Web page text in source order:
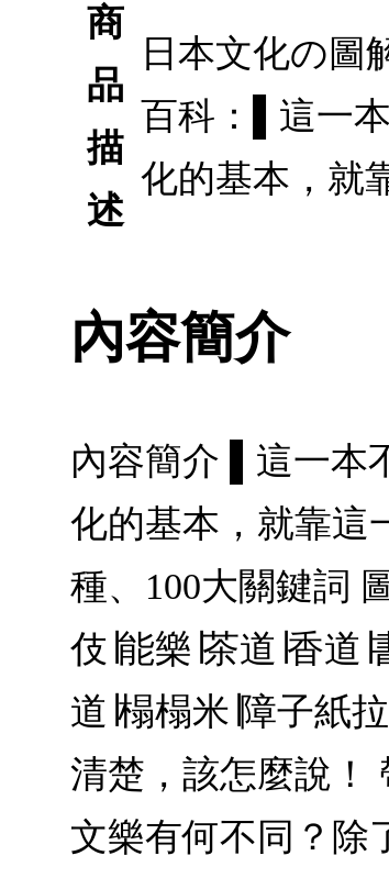
商
品
描
述
日本文化の圖
百科：▌這一
化的基本，就
內容簡介
內容簡介 ▌這一本
化的基本，就靠這
種、100大關鍵詞
伎∣能樂∣茶道∣香道
道∣榻榻米∣障子
清楚，該怎麼說！
文樂有何不同？除